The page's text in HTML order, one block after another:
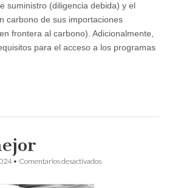
suministro (diligencia debida) y el
carbono de sus importaciones
frontera al carbono). Adicionalmente,
para el acceso a los programas
• Comentarios desactivadosen